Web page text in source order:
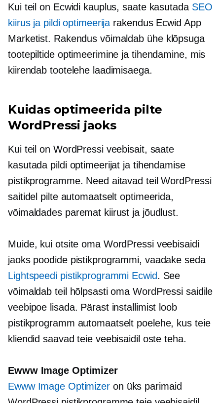
Kui teil on Ecwidi kauplus, saate kasutada SEO
kiirus ja pildi optimeerija rakendus Ecwid App
Marketist. Rakendus võimaldab ühe klõpsuga
tootepiltide optimeerimine ja tihendamine, mis
kiirendab tootelehe laadimisaega.
Kuidas optimeerida pilte
WordPressi jaoks
Kui teil on WordPressi veebisait, saate
kasutada pildi optimeerijat ja tihendamise
pistikprogramme. Need aitavad teil WordPressi
saitidel pilte automaatselt optimeerida,
võimaldades paremat kiirust ja jõudlust.
Muide, kui otsite oma WordPressi veebisaidi
jaoks poodide pistikprogrammi, vaadake seda
Lightspeedi pistikprogrammi Ecwid. See
võimaldab teil hõlpsasti oma WordPressi saidile
veebipoe lisada. Pärast installimist loob
pistikprogramm automaatselt poelehe, kus teie
kliendid saavad teie veebisaidil oste teha.
Ewww Image Optimizer
Ewww Image Optimizer on üks parimaid